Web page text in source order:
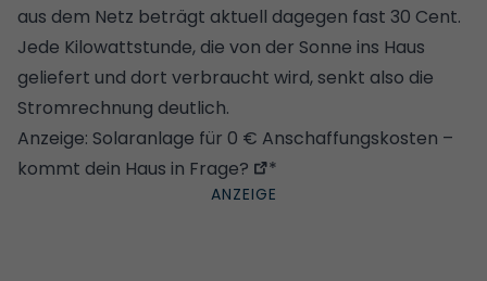
aus dem Netz beträgt aktuell dagegen fast 30 Cent.
Jede Kilowattstunde, die von der Sonne ins Haus
geliefert und dort verbraucht wird, senkt also die
Stromrechnung deutlich.
Anzeige: Solaranlage für 0 € Anschaffungskosten –
kommt dein Haus in Frage?
*